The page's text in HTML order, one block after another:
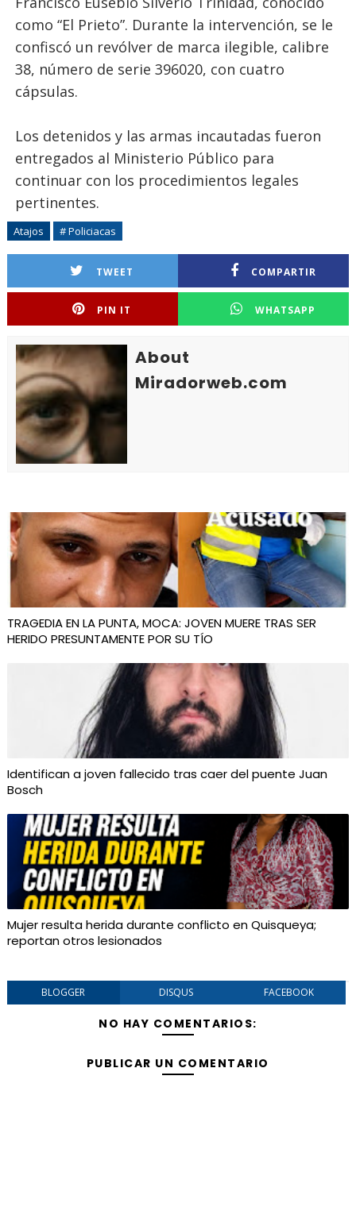
como “El Prieto”. Durante la intervención, se le
confiscó un revólver de marca ilegible, calibre
38, número de serie 396020, con cuatro
cápsulas.
Los detenidos y las armas incautadas fueron
entregados al Ministerio Público para
continuar con los procedimientos legales
pertinentes.
Atajos # Policiacas
TWEET COMPARTIR
PIN IT WHATSAPP
About
Miradorweb.com
TRAGEDIA EN LA PUNTA, MOCA: JOVEN MUERE TRAS SER
HERIDO PRESUNTAMENTE POR SU TÍO
Identifican a joven fallecido tras caer del puente Juan
Bosch
Mujer resulta herida durante conflicto en Quisqueya;
reportan otros lesionados
BLOGGER DISQUS FACEBOOK
NO HAY COMENTARIOS:
PUBLICAR UN COMENTARIO